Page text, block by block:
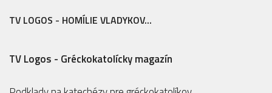
TV LOGOS - HOMÍLIE VLADYKOV...
TV Logos - Gréckokatolícky magazín